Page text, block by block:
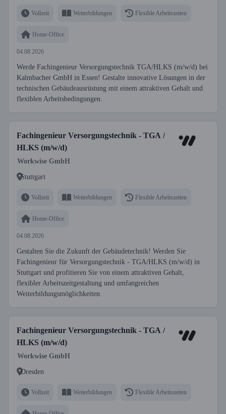
Vollzeit Weiterbildungen Flexible Arbeitszeiten
Home-Office
04.08.2026
Werde Fachingenieur Versorgungstechnik TGA/HLKS (m/w/d) bei
Kalmbacher GmbH in Essen! Gestalte innovative Lösungen in der
technischen Gebäudeausrüstung mit einem attraktiven Gehalt und
flexiblen Arbeitsbedingungen.
Fachingenieur Versorgungstechnik - TGA /
HLKS (m/w/d)
Workwise GmbH
Stuttgart
Vollzeit Weiterbildungen Flexible Arbeitszeiten
Home-Office
04.08.2026
Gestalten Sie die Zukunft der Gebäudetechnik! Werden Sie
Fachingenieur für Versorgungstechnik - TGA/HLKS (m/w/d) in
Stuttgart und profitieren Sie von einem attraktiven Gehalt,
flexibler Arbeitszeitgestaltung und umfangreichen
Weiterbildungsmöglichkeiten.
Fachingenieur Versorgungstechnik - TGA /
HLKS (m/w/d)
Workwise GmbH
Dresden
Vollzeit Weiterbildungen Flexible Arbeitszeiten